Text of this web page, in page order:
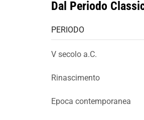
Dal Periodo
PERIODO
V secolo a.C.
Rinascimento
Epoca contemporanea